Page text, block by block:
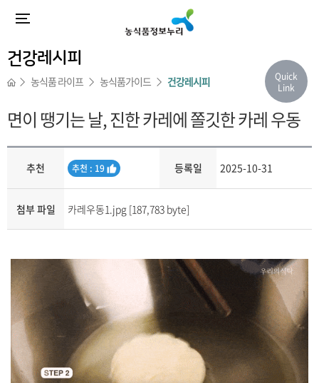
건강레시피
농식품 라이프 농식품가이드 건강레시피
면이 땡기는 날, 진한 카레에 쫄깃한 카레 우동
추천
추
추천 : 19 등록일 2025-10-31
첨부 파일 카레우동1.jpg [187,783 byte]
Quick
Link